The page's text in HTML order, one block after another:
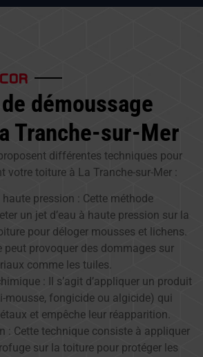
démoussage
Tranche-sur-Mer
différentes techniques pour
votre toiture à La Tranche-sur-Mer :
pression : Cette méthode
un jet d’eau à haute pression sur la
pour déloger mousses et lichens.
peut provoquer des dommages sur
comme les tuiles.
: Il s’agit d’appliquer un produit
mousse, fongicide ou algicide) qui
et empêche leur réapparition.
: Cette technique consiste à appliquer
sur la toiture pour protéger les